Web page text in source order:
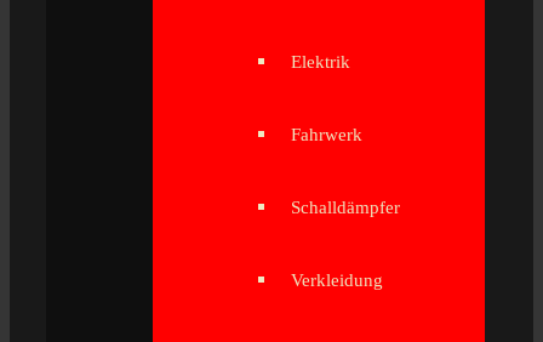
Elektrik
Fahrwerk
Schalldämpfer
Verkleidung